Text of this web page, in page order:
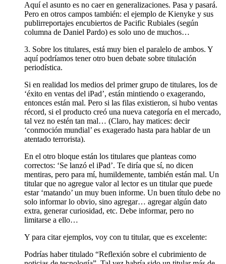
Aquí el asunto es no caer en generalizaciones. Pasa y pasará.
Pero en otros campos también: el ejemplo de Kienyke y sus
publirreportajes encubiertos de Pacific Rubiales (según
columna de Daniel Pardo) es solo uno de muchos…
3. Sobre los titulares, está muy bien el paralelo de ambos. Y
aquí podríamos tener otro buen debate sobre titulación
periodística.
Si en realidad los medios del primer grupo de titulares, los de
‘éxito en ventas del iPad’, están mintiendo o exagerando,
entonces están mal. Pero si las filas existieron, si hubo ventas
récord, si el producto creó una nueva categoría en el mercado,
tal vez no estén tan mal… (Claro, hay matices: decir
‘conmoción mundial’ es exagerado hasta para hablar de un
atentado terrorista).
En el otro bloque están los titulares que planteas como
correctos: ‘Se lanzó el iPad’. Te diría que sí, no dicen
mentiras, pero para mí, humildemente, también están mal. Un
titular que no agregue valor al lector es un titular que puede
estar ‘matando’ un muy buen informe. Un buen título debe no
solo informar lo obvio, sino agregar… agregar algún dato
extra, generar curiosidad, etc. Debe informar, pero no
limitarse a ello…
Y para citar ejemplos, voy con tu titular, que es excelente:
Podrías haber titulado “Reflexión sobre el cubrimiento de